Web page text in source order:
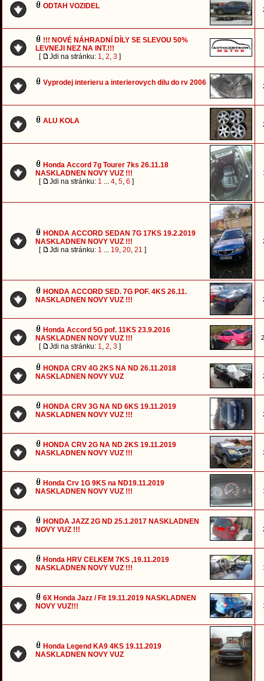
ODTAH VOZIDEL
!!! NOVÉ NÁHRADNÍ DÍLY SE SLEVOU 50%
LEVNEJI NEZ NA INT.!!!
[
Jdi na stránku: 1, 2, 3 ]
Vyprodej interieru a interierovych dilu do rv 2006
ALU KOLA
Honda Accord 7g Tourer 7ks 26.11.18
NASKLADNEN NOVY VUZ !!!
[
Jdi na stránku: 1 ... 4, 5, 6 ]
HONDA ACCORD SEDAN 7G 17KS 19.2.2019
NASKLADNEN NOVY VUZ !!!
[
Jdi na stránku: 1 ... 19, 20, 21 ]
HONDA ACCORD SED. 7G POF. 4KS 26.11.
NASKLADNEN NOVY VUZ !!!
Honda Accord 5G pof. 11KS 23.9.2016
NASKLADNEN NOVY VUZ !!!
[
Jdi na stránku: 1, 2, 3 ]
HONDA CRV 4G 2KS NA ND 26.11.2018
NASKLADNEN NOVY VUZ
HONDA CRV 3G NA ND 6KS 19.11.2019
NASKLADNEN NOVY VUZ !!!
HONDA CRV 2G NA ND 2KS 19.11.2019
NASKLADNEN NOVY VUZ !!!
Honda Crv 1G 9KS na ND19.11.2019
NASKLADNEN NOVY VUZ !!!
HONDA JAZZ 2G ND 25.1.2017 NASKLADNEN
NOVY VUZ !!!
Honda HRV CELKEM 7KS ,19.11.2019
NASKLADNEN NOVY VUZ !!!
6X Honda Jazz / Fit 19.11.2019 NASKLADNEN
NOVY VUZ!!!
Honda Legend KA9 4KS 19.11.2019
NASKLADNEN NOVY VUZ